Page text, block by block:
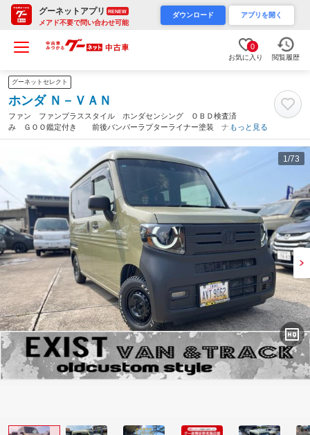
グーネットアプリ RENEW
メアド不要で問い合わせ可能
ダウンロード アプリを開く
0
お気に入り 閲覧履歴
グーネットセレクト
ホンダ Ｎ－ＶＡＮ
ファン ファンプラススタイル ホンダセンシング ＯＢＤ検査済
み ＧＯＯ鑑定付き 前後バンパーラプターライナー塗装 ナ
ビ バックカメラ 車検対応ゴツゴツホワイトレタータイヤ ブラ
ックスチールホイール（愛知県）
もっと見る
1 /73